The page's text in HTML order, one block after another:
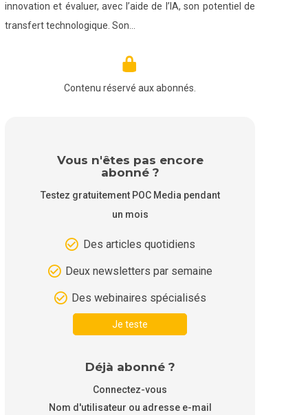
innovation et évaluer, avec l’aide de l’IA, son potentiel de
transfert technologique. Son…
Contenu réservé aux abonnés.
Vous n'êtes pas encore
abonné ?
Testez gratuitement POC Media pendant
un mois
Des articles quotidiens
Deux newsletters par semaine
Des webinaires spécialisés
Je teste
Déjà abonné ?
Connectez-vous
Nom d'utilisateur ou adresse e-mail